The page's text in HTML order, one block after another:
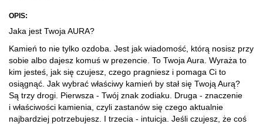
OPIS:
Jaka jest Twoja AURA?
Kamień to nie tylko ozdoba. Jest jak wiadomość, którą nosisz przy
sobie albo dajesz komuś w prezencie. To Twoja Aura. Wyraża to
kim jesteś, jak się czujesz, czego pragniesz i pomaga Ci to
osiągnąć. Jak wybrać właściwy kamień by stał się Twoją Aurą?
Są trzy drogi. Pierwsza - Twój znak zodiaku. Druga - znaczenie
i właściwości kamienia, czyli zastanów się czego aktualnie
najbardziej potrzebujesz. I trzecia - intuicja. Jeśli czujesz, że coś